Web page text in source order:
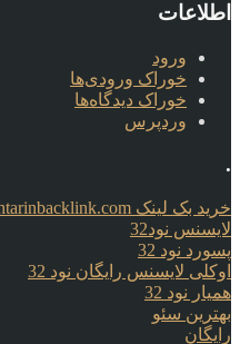
اطلاعات
ورود
خوراک ورودی‌ها
خوراک دیدگاه‌ها
وردپرس
.
خرید بک لینک behtarinbacklink.com
لایسنس نود32
پسورد نود 32
اوکلی لایسنس رایگان نود 32
همیار نود 32
بهترین سئو
رایگان